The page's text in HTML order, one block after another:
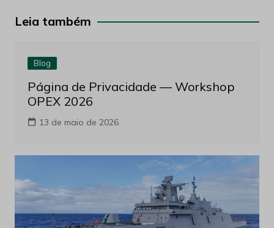
Post
Leia também
Blog
Página de Privacidade — Workshop
OPEX 2026
13 de maio de 2026